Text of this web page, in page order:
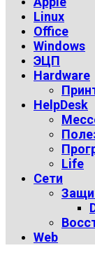
Linux
Office
Windows
ЭЦП
Hardware
HelpDesk
Life
Сети
Web